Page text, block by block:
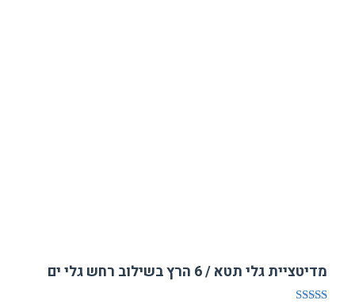
מדיטציית גלי תטא / 6 הרץ בשילוב רחש גלי ים